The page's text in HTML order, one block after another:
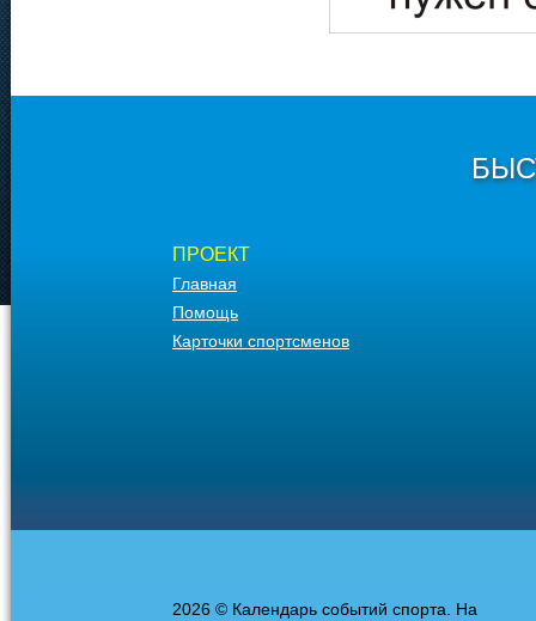
ПРОЕКТ
Главная
Помощь
Карточки спортсменов
2026 © Календарь событий спорта. На